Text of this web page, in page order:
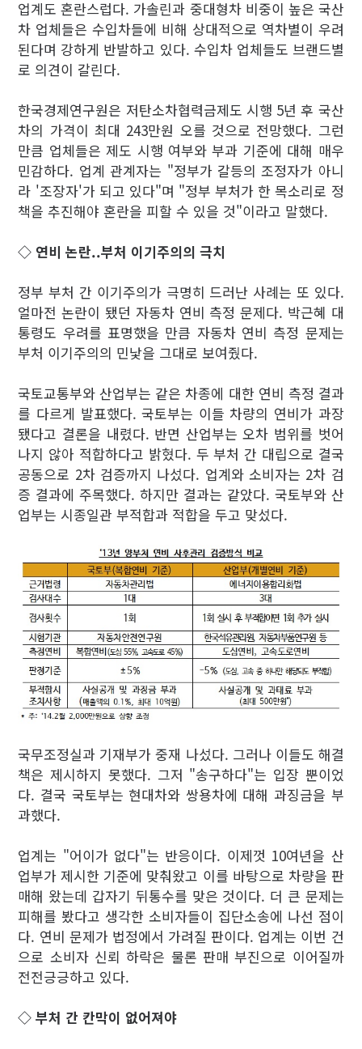
업계도 혼란스럽다. 가솔린과 중대형차 비중이 높은 국산
차 업체들은 수입차들에 비해 상대적으로 역차별이 우려
된다며 강하게 반발하고 있다. 수입차 업체들도 브랜드별
로 의견이 갈린다.
한국경제연구원은 저탄소차협력금제도 시행 5년 후 국산
차의 가격이 최대 243만원 오를 것으로 전망했다. 그런
만큼 업체들은 제도 시행 여부와 부과 기준에 대해 매우
민감하다. 업계 관계자는 "정부가 갈등의 조정자가 아니
라 '조장자'가 되고 있다"며 "정부 부처가 한 목소리로 정
책을 추진해야 혼란을 피할 수 있을 것"이라고 말했다.
◇ 연비 논란..부처 이기주의의 극치
정부 부처 간 이기주의가 극명히 드러난 사례는 또 있다.
얼마전 논란이 됐던 자동차 연비 측정 문제다. 박근혜 대
통령도 우려를 표명했을 만큼 자동차 연비 측정 문제는
부처 이기주의의 민낯을 그대로 보여줬다.
국토교통부와 산업부는 같은 차종에 대한 연비 측정 결과
를 다르게 발표했다. 국토부는 이들 차량의 연비가 과장
됐다고 결론을 내렸다. 반면 산업부는 오차 범위를 벗어
나지 않아 적합하다고 밝혔다. 두 부처 간 대립으로 결국
공동으로 2차 검증까지 나섰다. 업계와 소비자는 2차 검
증 결과에 주목했다. 하지만 결과는 같았다. 국토부와 산
업부는 시종일관 부적합과 적합을 두고 맞섰다.
국무조정실과 기재부가 중재 나섰다. 그러나 이들도 해결
책은 제시하지 못했다. 그저 "송구하다"는 입장 뿐이었
다. 결국 국토부는 현대차와 쌍용차에 대해 과징금을 부
과했다.
업계는 "어이가 없다"는 반응이다. 이제껏 10여년을 산
업부가 제시한 기준에 맞춰왔고 이를 바탕으로 차량을 판
매해 왔는데 갑자기 뒤통수를 맞은 것이다. 더 큰 문제는
피해를 봤다고 생각한 소비자들이 집단소송에 나선 점이
다. 연비 문제가 법정에서 가려질 판이다. 업계는 이번 건
으로 소비자 신뢰 하락은 물론 판매 부진으로 이어질까
전전긍긍하고 있다.
◇ 부처 간 칸막이 없어져야